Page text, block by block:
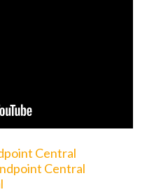
Central
Central